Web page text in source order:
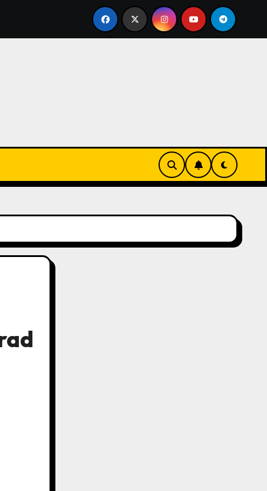
Innovationen Casinos online sin verificación: lo